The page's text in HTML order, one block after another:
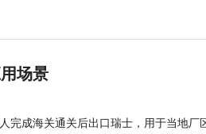
场景
完成海关通关后出口瑞士，用于当地